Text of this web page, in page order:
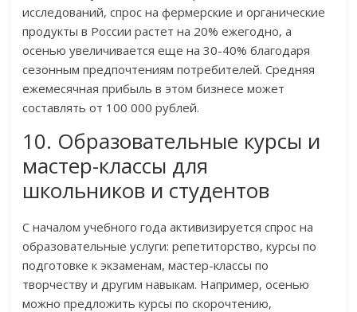
исследований, спрос на фермерские и органические
продукты в России растет на 20% ежегодно, а
осенью увеличивается еще на 30-40% благодаря
сезонным предпочтениям потребителей. Средняя
ежемесячная прибыль в этом бизнесе может
составлять от 100 000 рублей.
10. Образовательные курсы и
мастер-классы для
школьников и студентов
С началом учебного года активизируется спрос на
образовательные услуги: репетиторство, курсы по
подготовке к экзаменам, мастер-классы по
творчеству и другим навыкам. Например, осенью
можно предложить курсы по скорочтению,